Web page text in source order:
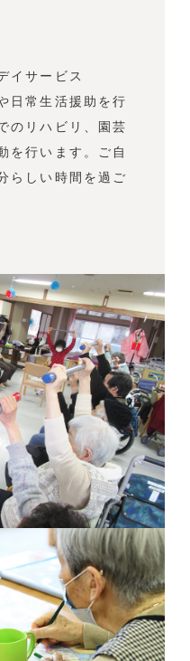
イサービス
日常生活援助を行
のリハビリ、園芸
を行います。ご自
らしい時間を過ご